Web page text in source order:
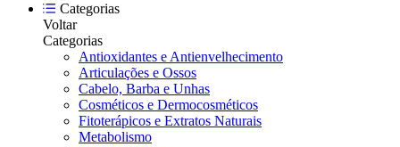
Categorias
Voltar
Categorias
Antioxidantes e Antienvelhecimento
Articulações e Ossos
Cabelo, Barba e Unhas
Cosméticos e Dermocosméticos
Fitoterápicos e Extratos Naturais
Metabolismo